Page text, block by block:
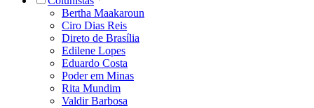
Bertha Maakaroun
Ciro Dias Reis
Direto de Brasília
Edilene Lopes
Eduardo Costa
Poder em Minas
Rita Mundim
Valdir Barbosa